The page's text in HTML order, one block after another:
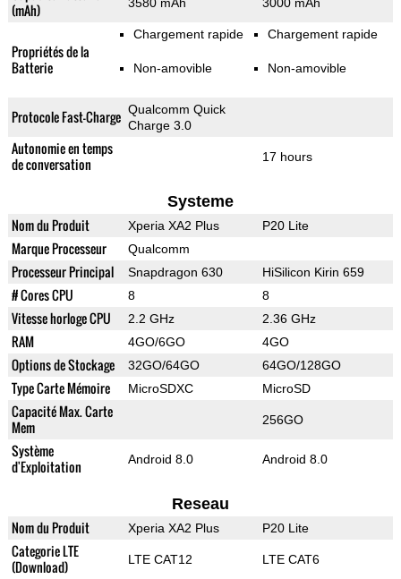
(mAh)
Propriétés de la
Batterie
Chargement rapide
Non-amovible
Chargement rapide
Non-amovible
Protocole Fast-Charge Qualcomm Quick
Charge 3.0
Autonomie en temps
de conversation
17 hours
Systeme
Nom du Produit Xperia XA2 Plus P20 Lite
Marque Processeur Qualcomm
Processeur Principal Snapdragon 630 HiSilicon Kirin 659
# Cores CPU 8 8
Vitesse horloge CPU 2.2 GHz 2.36 GHz
RAM 4GO/6GO 4GO
Options de Stockage 32GO/64GO 64GO/128GO
Type Carte Mémoire MicroSDXC MicroSD
Capacité Max. Carte
Mem
256GO
Système
d'Exploitation
Android 8.0 Android 8.0
Reseau
Nom du Produit Xperia XA2 Plus P20 Lite
Categorie LTE
(Download)
LTE CAT12 LTE CAT6